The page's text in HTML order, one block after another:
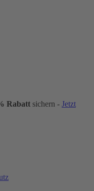
Rabatt sichern - Jetzt